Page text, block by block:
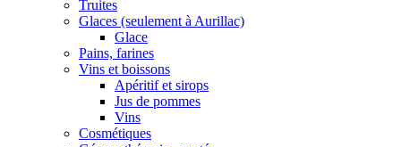
Truites
Glaces (seulement à Aurillac)
Glace
Pains, farines
Vins et boissons
Apéritif et sirops
Jus de pommes
Vins
Cosmétiques